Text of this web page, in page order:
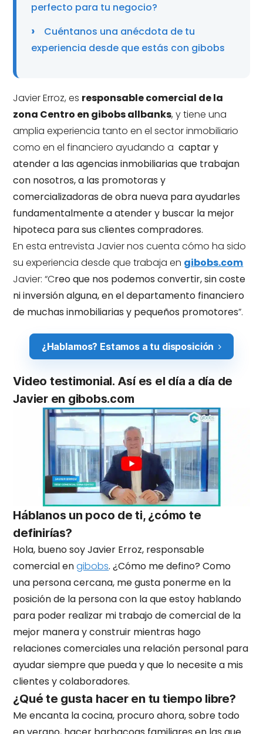
perfecto para tu negocio?
Cuéntanos una anécdota de tu
experiencia desde que estás con gibobs
Javier Erroz, es responsable comercial de la
zona Centro en gibobs allbanks, y tiene una
amplia experiencia tanto en el sector inmobiliario
como en el financiero ayudando acaptar y
atender a las agencias inmobiliarias que trabajan
con nosotros, a las promotoras y
comercializadoras de obra nueva para ayudarles
fundamentalmente a atender y buscar la mejor
hipoteca para sus clientes compradores.
En esta entrevista Javier nos cuenta cómo ha sido
su experiencia desde que trabaja en gibobs.com
Javier: “Creo que nos podemos convertir, sin coste
ni inversión alguna, en el departamento financiero
de muchas inmobiliarias y pequeños promotores”.
¿Hablamos? Estamos a tu disposición
Video testimonial. Así es el día a día de
Javier en gibobs.com
Háblanos un poco de ti, ¿cómo te
definirías?
Hola, bueno soy Javier Erroz, responsable
comercial engibobs. ¿Cómo me defino? Como
una persona cercana, me gusta ponerme en la
posición de la persona con la que estoy hablando
para poder realizar mi trabajo de comercial de la
mejor manera y construir mientras hago
relaciones comerciales una relación personal para
ayudar siempre que pueda y que lo necesite a mis
clientes y colaboradores.
¿Qué te gusta hacer en tu tiempo libre?
Me encanta la cocina, procuro ahora, sobre todo